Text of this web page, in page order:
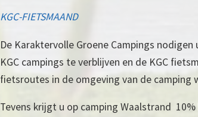
KGC-FIETSMAAND
De Karaktervolle Groene Campings
KGC campings te verblijven en de KGC
fietsroutes in de omgeving van de camping
Tevens krijgt u op camping Waalstrand